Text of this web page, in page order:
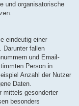
und organisatorische
eindeutig einer
Darunter fallen
und Email-
Person in
Anzahl der Nutzer
Daten.
mittels gesonderter
besonders